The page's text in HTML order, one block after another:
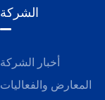
الشركة
أخبار الشركة
المعارض والفعاليات